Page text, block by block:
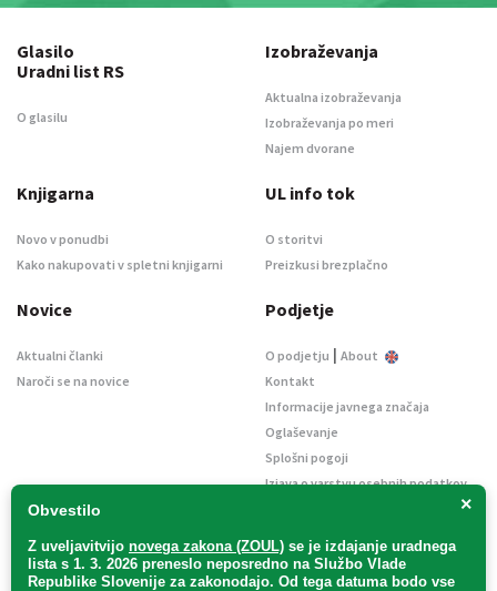
×
Obvestilo
Z uveljavitvijo novega zakona (ZOUL) se je izdajanje uradnega
lista s 1. 3. 2026 preneslo neposredno na Službo Vlade
Republike Slovenije za zakonodajo. Od tega datuma bodo vse
Glasilo
Uradni list RS
O glasilu
Izobraževanja
Aktualna izobraževanja
Izobraževanja po meri
Najem dvorane
Knjigarna
Novo v ponudbi
Kako nakupovati v spletni knjigarni
UL info tok
O storitvi
Preizkusi brezplačno
Novice
Aktualni članki
Naroči se na novice
Podjetje
O podjetju | About
Kontakt
Informacije javnega značaja
Oglaševanje
Splošni pogoji
Izjava o varstvu osebnih podatkov